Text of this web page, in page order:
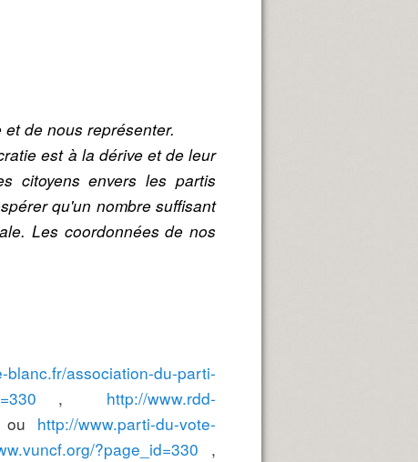
de nous représenter.
est à la dérive et de leur
citoyens envers les partis
qu'un nombre suffisant
Les coordonnées de nos
blanc.fr/association-du-parti-
, http://www.rdd-
http://www.parti-du-vote-
?page_id=330 ,